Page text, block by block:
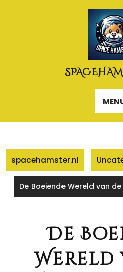
spacehamster.nl
De Boeiende Wereld van
De
Wereld